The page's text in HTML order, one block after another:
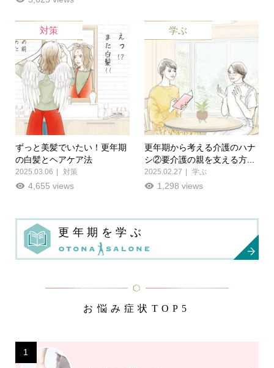
対策
ずっと美髪でいたい！更年期
の白髪とヘアケア法
2025.03.06 対策
4,655 views
学ぶ
更年期から考える介護のハナ
シ②要介護の親を支える方...
2025.02.27 学ぶ
1,298 views
更年期を学ぶ
お悩み症状TOP5
1